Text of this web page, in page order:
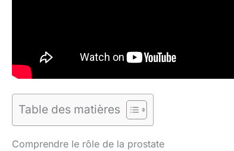
Table des matières
Comprendre le rôle de la prostate